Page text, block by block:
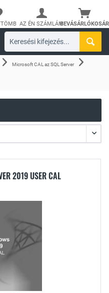
BEVÁSÁRLÓKOSÁR
AZ ÉN SZÁMLÁM
Microsoft CAL az SQL Server
2019 USER CAL